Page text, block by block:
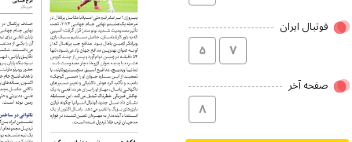
فوتبال ایران
۵ ۷
صفحه آخر
۸